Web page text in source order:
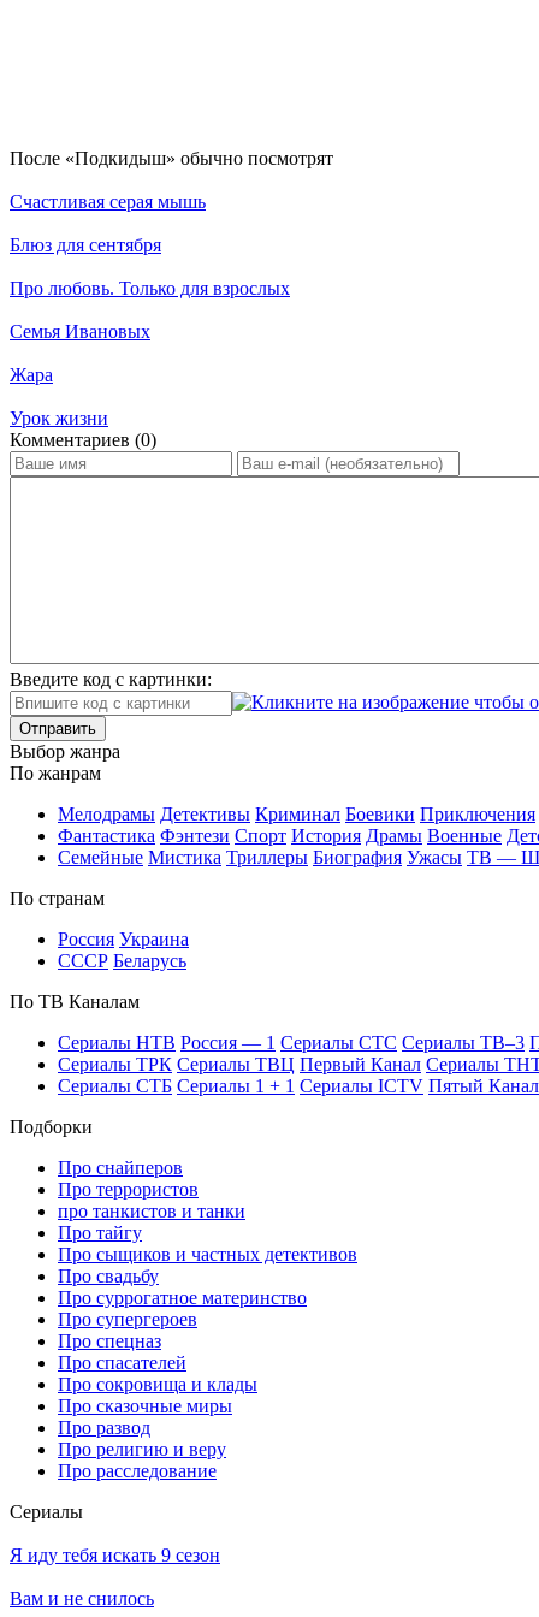
По­сле «Подкидыш» обыч­но по­смот­рят
Счастливая серая мышь
Блюз для сентября
Про любовь. Только для взрослых
Семья Ивановых
Жара
Урок жизни
Ком­мен­та­ри­ев (0)
Введите код с картинки:
Отправить
Вы­бор жан­ра
По жан­рам
Ме­ло­дра­мы Де­тек­ти­вы Кри­ми­нал Бое­ви­ки При­клю­че­ния
Фан­та­сти­ка Фэн­те­зи Спорт Ис­то­рия Дра­мы Во­ен­ные
Се­мей­ные Мис­ти­ка Трил­ле­ры Био­гра­фия Ужа­сы ТВ —
По стра­нам
Рос­сия Ук­раи­на
СССР Бе­ла­русь
По ТВ Ка­на­лам
Се­риа­лы НТВ Рос­сия — 1 Се­риа­лы СТС Се­риа­лы ТВ–3
Се­риа­лы ТРК Се­риа­лы ТВЦ Пер­вый Ка­нал Се­риа­лы
Се­риа­лы СТБ Се­риа­лы 1 + 1 Се­риа­лы ICTV Пя­тый Ка­нал
Подборки
Про снайперов
Про террористов
про танкистов и танки
Про тайгу
Про сыщиков и частных детективов
Про свадьбу
Про суррогатное материнство
Про супергероев
Про спецназ
Про спасателей
Про сокровища и клады
Про сказочные миры
Про развод
Про религию и веру
Про расследование
Се­риа­лы
Я иду тебя искать 9 сезон
Вам и не снилось